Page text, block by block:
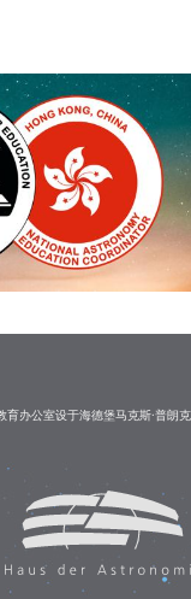
育办公室设于海德堡马克斯·普朗